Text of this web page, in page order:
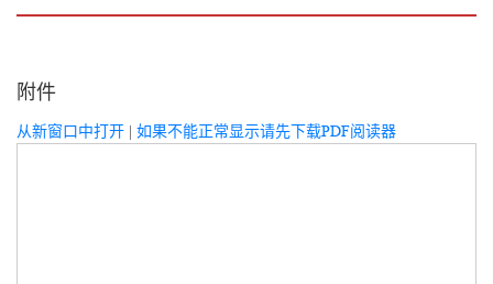
附件
从新窗口中打开 | 如果不能正常显示请先下载PDF阅读器